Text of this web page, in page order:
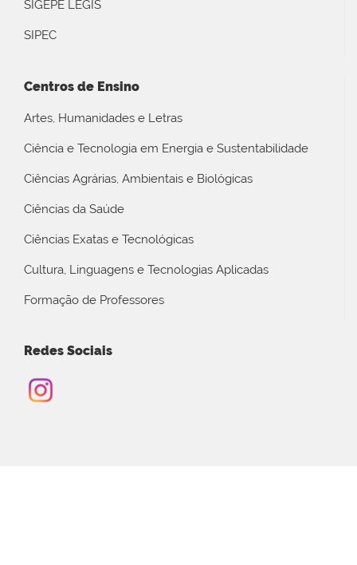
SIGEPE LEGIS
SIPEC
Centros de Ensino
Artes, Humanidades e Letras
Ciência e Tecnologia em Energia e Sustentabilidade
Ciências Agrárias, Ambientais e Biológicas
Ciências da Saúde
Ciências Exatas e Tecnológicas
Cultura, Linguagens e Tecnologias Aplicadas
Formação de Professores
Redes Sociais